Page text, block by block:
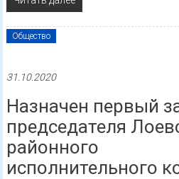
Общество
31.10.2020
Назначен первый
председателя
районного
исполнительного